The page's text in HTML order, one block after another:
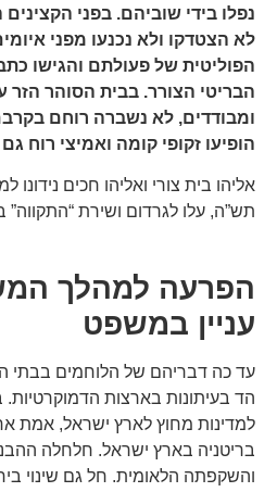
נפלו בידי שוביהם. בפני
לא הצטדקו ולא נכנעו מפני
הפוליטית של פעולתם והגישו
הבריטי הצורר. בבית הסוהר הזר
ומבודדים, לא נשברה רוחם
הופיעו זקופי קומה ואמיצי רוח
אליהו בית צורי ואליהו חכים נידונו
תש”ה, עלו לגרדום ושירת “התקווה”
הפרעה למהלך
עניין במשפט
עד כה דבריהם של הלוחמים בבתי
הד בעיתונות בארצות
למדינות מחוץ לארץ ישראל, אמת
בריטניה בארץ ישראל. חלחלה
והשקפתה הלאומית. חל גם שינוי